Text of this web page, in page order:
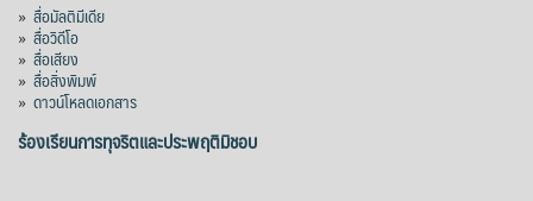
» สื่อมัลติมีเดีย
» สื่อวิดีโอ
» สื่อเสียง
» สื่อสิ่งพิมพ์
» ดาวน์โหลดเอกสาร
ร้องเรียนการทุจริตและประพฤติมิชอบ